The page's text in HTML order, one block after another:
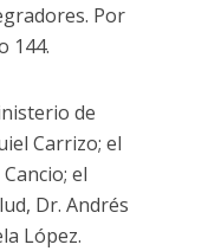
Por
144.
de
Carrizo; el
el
Dr. Andrés
López.